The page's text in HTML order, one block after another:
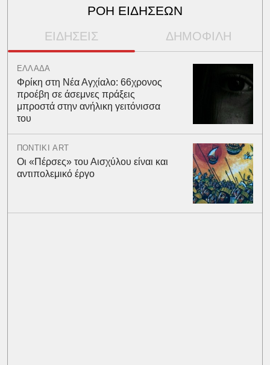
ΡΟΗ ΕΙΔΗΣΕΩΝ
ΕΙΔΗΣΕΙΣ ΔΗΜΟΦΙΛΗ
ΕΛΛΑΔΑ
Φρίκη στη Νέα Αγχίαλο: 66χρονος
προέβη σε άσεμνες πράξεις
μπροστά στην ανήλικη γειτόνισσα
του
ΠΟΝΤΙΚΙ ART
Οι «Πέρσες» του Αισχύλου είναι και
αντιπολεμικό έργο